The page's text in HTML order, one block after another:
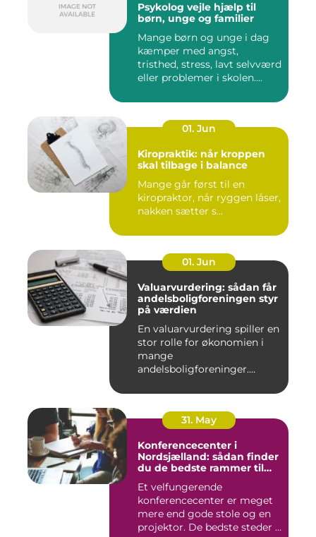
Psykolog vejle hjælp til
børn, unge og familier
Mange børn og unge i dag
kæmper med angst,
tristhed, stress, lavt selvværd
eller problemer i skolen....
01. Jun
Kiropraktik: når kroppen
skal tilbage i balance
Mange går først til en
kiropraktor, når ryggen låser,
nakken sætter s...
01. Jun
Valuarvurdering: sådan får
andelsboligforeningen styr
på værdien
En valuarvurdering spiller en
stor rolle for økonomien i
mange
andelsboligforeninger.
31. May
Konferencecenter i
Nordsjælland: sådan finder
du de bedste rammer til
Et velfungerende
konferencecenter er meget
mere end gode stole og en
projektor. De bedste steder i